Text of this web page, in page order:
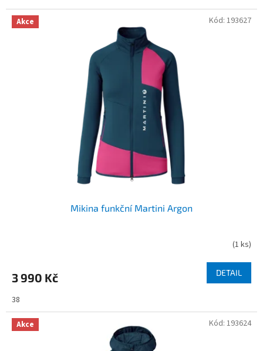
Akce
Mikina funkční Martini Argon
(1 ks)
3 990 Kč DETAIL
38
Kód: 193627
Akce Kód: 193624